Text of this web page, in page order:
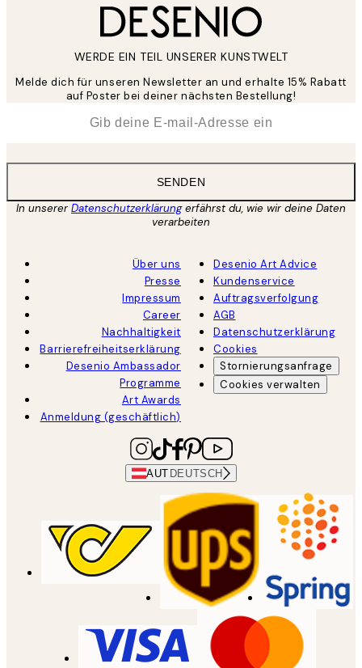
WERDE EIN TEIL UNSERER KUNSTWELT
Melde dich für unseren Newsletter an und erhalte 15% Rabatt
auf Poster bei deiner nächsten Bestellung!
SENDEN
In unsererDatenschutzerklärungerfährst du, wie wir deine Daten
verarbeiten
Über uns
Presse
Impressum
Career
Nachhaltigkeit
Barrierefreiheitserklärung
Desenio Ambassador
Programme
Art Awards
Anmeldung (geschäftlich)
Desenio Art Advice
Kundenservice
Auftragsverfolgung
AGB
Datenschutzerklärung
Cookies
Stornierungsanfrage
Cookies verwalten
AUT DEUTSCH